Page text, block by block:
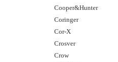
Cooper&Hunter
Coringer
Cor-X
Crosver
Crow